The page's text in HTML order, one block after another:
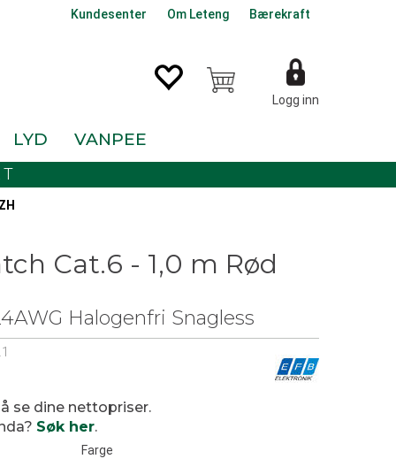
Kundesenter Om Leteng Bærekraft
Logg inn
LYD VANPEE
Cat.6 - 1,0 m Rød
Halogenfri Snagless
se dine nettopriser.
Søk her.
Farge